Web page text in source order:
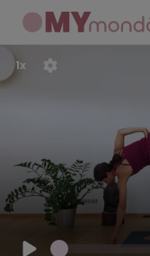
1x